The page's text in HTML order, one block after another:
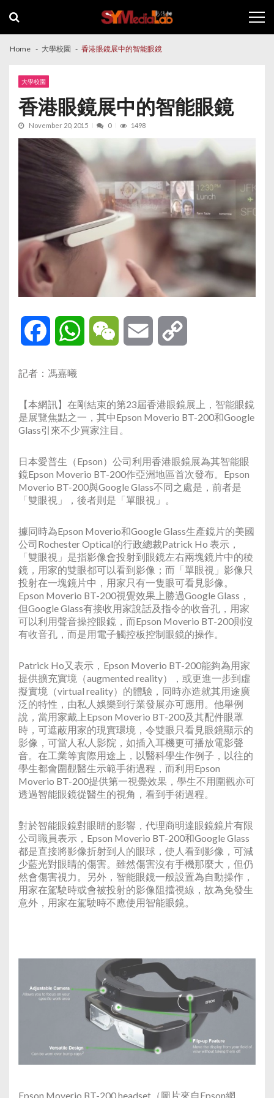
navigation
content
Home 大學校園 香港眼鏡展中的智能眼鏡
大學校園
香港眼鏡展中的智能眼鏡
November 20, 2015 0 1498
Facebook WhatsAppWeChat Email
記者：馮嘉曦
【本網訊】在剛結束的第23屆香港眼鏡展上，智能眼鏡
是展覽焦點之一，其中Epson Moverio BT-200和Google
Glass引來不少買家注目。
日本愛普生（Epson）公司利用香港眼鏡展為其智能眼
鏡Epson Moverio BT-200作亞洲地區首次發布。Epson
Moverio BT-200與Google Glass不同之處是，前者是
「雙眼視」，後者則是「單眼視」。
據同時為Epson Moverio和Google Glass生產鏡片的美國
公司Rochester Optical的行政總裁Patrick Ho 表示，
「雙眼視」是指影像會投射到眼鏡左右兩塊鏡片中的稜
鏡，用家的雙眼都可以看到影像；而「單眼視」影像只
投射在一塊鏡片中，用家只有一隻眼可看見影像。
Epson Moverio BT-200視覺效果上勝過Google Glass，
但Google Glass有接收用家說話及指令的收音孔，用家
可以利用聲音操控眼鏡，而Epson Moverio BT-200則沒
有收音孔，而是用電子觸控板控制眼鏡的操作。
Patrick Ho又表示，Epson Moverio BT-200能夠為用家
提供擴充實境（augmented reality），或更進一步到虛
擬實境（virtual reality）的體驗，同時亦造就其用途廣
泛的特性，由私人娛樂到行業發展亦可應用。他舉例
說，當用家戴上Epson Moverio BT-200及其配件眼罩
時，可遮蔽用家的現實環境，令雙眼只看見眼鏡顯示的
影像，可當人私人影院，如插入耳機更可播放電影聲
音。在工業等實際用途上，以醫科學生作例子，以往的
學生都會圍觀醫生示範手術過程，而利用Epson
Moverio BT-200提供第一視覺效果，學生不用圍觀亦可
透過智能眼鏡從醫生的視角，看到手術過程。
對於智能眼鏡對眼睛的影響，代理商明達眼鏡鏡片有限
公司職員表示，Epson Moverio BT-200和Google Glass
都是直接將影像折射到人的眼球，使人看到影像，可減
少藍光對眼睛的傷害。雖然傷害沒有手機那麼大，但仍
然會傷害視力。另外，智能眼鏡一般設置為自動操作，
用家在駕駛時或會被投射的影像阻擋視線，故為免發生
意外，用家在駕駛時不應使用智能眼鏡。
Epson Moverio BT-200 headset（圖片來自Epson網